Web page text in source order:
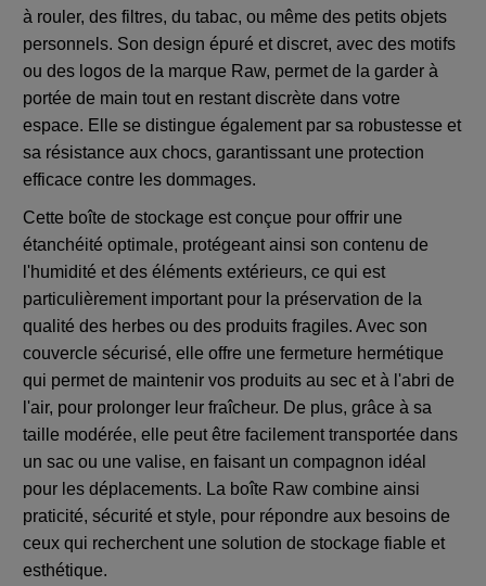
à rouler, des filtres, du tabac, ou même des petits objets
personnels. Son design épuré et discret, avec des motifs
ou des logos de la marque Raw, permet de la garder à
portée de main tout en restant discrète dans votre
espace. Elle se distingue également par sa robustesse et
sa résistance aux chocs, garantissant une protection
efficace contre les dommages.
Cette boîte de stockage est conçue pour offrir une
étanchéité optimale, protégeant ainsi son contenu de
l'humidité et des éléments extérieurs, ce qui est
particulièrement important pour la préservation de la
qualité des herbes ou des produits fragiles. Avec son
couvercle sécurisé, elle offre une fermeture hermétique
qui permet de maintenir vos produits au sec et à l'abri de
l'air, pour prolonger leur fraîcheur. De plus, grâce à sa
taille modérée, elle peut être facilement transportée dans
un sac ou une valise, en faisant un compagnon idéal
pour les déplacements. La boîte Raw combine ainsi
praticité, sécurité et style, pour répondre aux besoins de
ceux qui recherchent une solution de stockage fiable et
esthétique.